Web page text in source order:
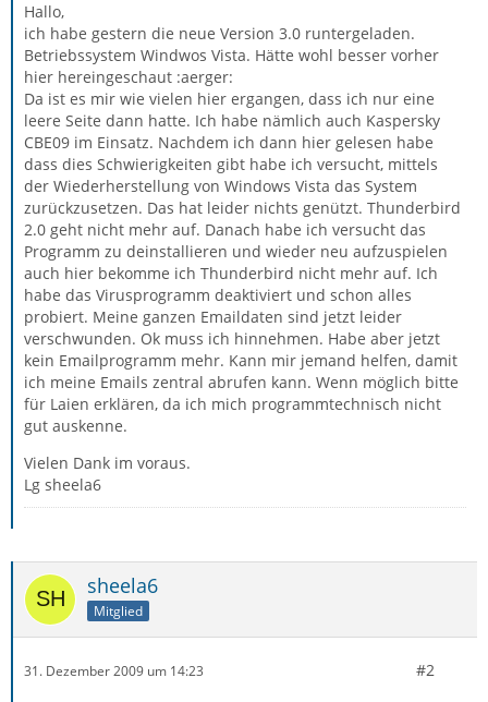
Hallo,
ich habe gestern die neue Version 3.0 runtergeladen.
Betriebssystem Windwos Vista. Hätte wohl besser vorher
hier hereingeschaut :aerger:
Da ist es mir wie vielen hier ergangen, dass ich nur eine
leere Seite dann hatte. Ich habe nämlich auch Kaspersky
CBE09 im Einsatz. Nachdem ich dann hier gelesen habe
dass dies Schwierigkeiten gibt habe ich versucht, mittels
der Wiederherstellung von Windows Vista das System
zurückzusetzen. Das hat leider nichts genützt. Thunderbird
2.0 geht nicht mehr auf. Danach habe ich versucht das
Programm zu deinstallieren und wieder neu aufzuspielen
auch hier bekomme ich Thunderbird nicht mehr auf. Ich
habe das Virusprogramm deaktiviert und schon alles
probiert. Meine ganzen Emaildaten sind jetzt leider
verschwunden. Ok muss ich hinnehmen. Habe aber jetzt
kein Emailprogramm mehr. Kann mir jemand helfen, damit
ich meine Emails zentral abrufen kann. Wenn möglich bitte
für Laien erklären, da ich mich programmtechnisch nicht
gut auskenne.
Vielen Dank im voraus.
Lg sheela6
sheela6
Mitglied
31. Dezember 2009 um 14:23 #2